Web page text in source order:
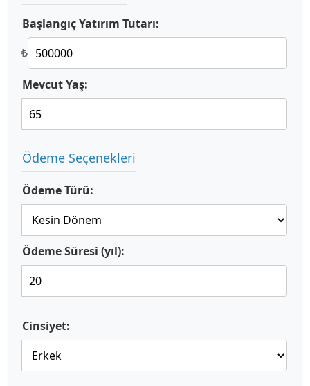
Başlangıç Yatırım Tutarı:
₺
Mevcut Yaş:
Ödeme Seçenekleri
Ödeme Türü:
Ödeme Süresi (yıl):
Cinsiyet: